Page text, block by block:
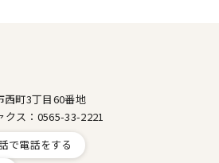
町3丁目60番地
ス：0565-33-2221
で電話をする